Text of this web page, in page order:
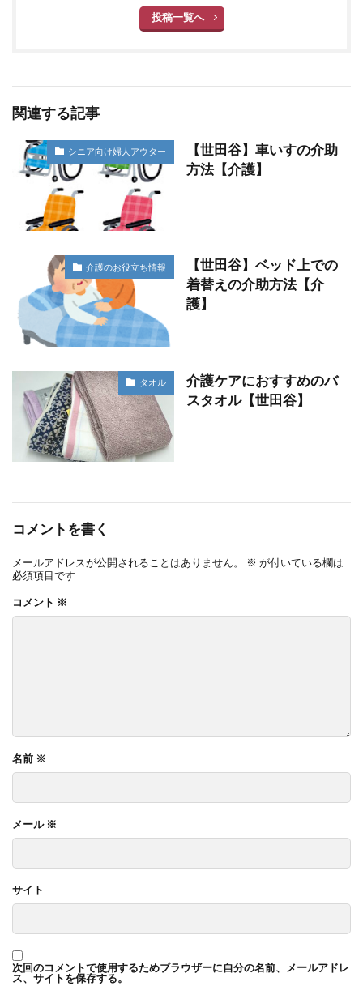
投稿一覧へ
関連する記事
シニア向け婦人アウター
【世田谷】車いすの介助
方法【介護】
介護のお役立ち情報
【世田谷】ベッド上での
着替えの介助方法【介
護】
タオル
介護ケアにおすすめのバ
スタオル【世田谷】
コメントを書く
メールアドレスが公開されることはありません。 ※ が付いている欄は
必須項目です
コメント ※
名前 ※
メール ※
サイト
次回のコメントで使用するためブラウザーに自分の名前、メールアドレ
ス、サイトを保存する。